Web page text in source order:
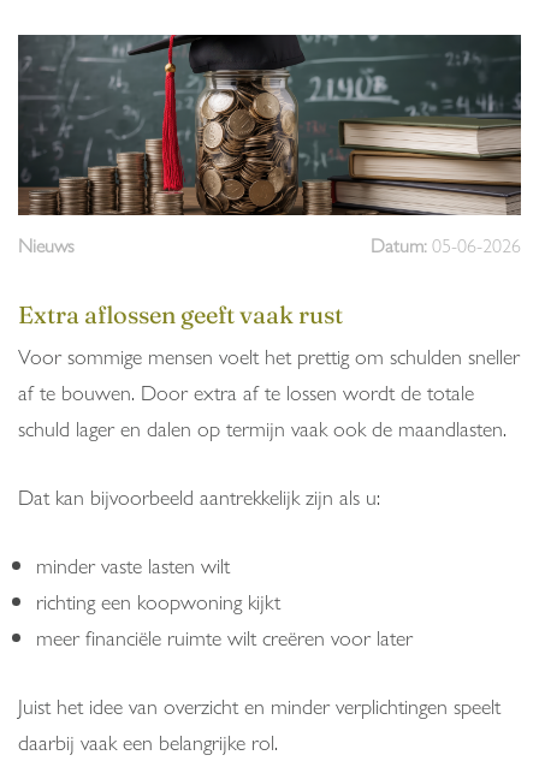
Nieuws Datum:05-06-2026
Extra aflossen geeft vaak rust
Voor sommige mensen voelt het prettig om schulden sneller
af te bouwen. Door extra af te lossen wordt de totale
schuld lager en dalen op termijn vaak ook de maandlasten.
Dat kan bijvoorbeeld aantrekkelijk zijn als u:
minder vaste lasten wilt
richting een koopwoning kijkt
meer financiële ruimte wilt creëren voor later
Juist het idee van overzicht en minder verplichtingen speelt
daarbij vaak een belangrijke rol.